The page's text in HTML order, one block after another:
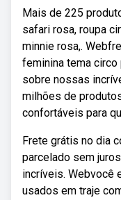
Mais de 225
safari rosa, roupa
minnie rosa,.
feminina tema
sobre nossas
milhões de
confortáveis para
Frete grátis no dia
parcelado sem
incríveis. Webvocê
usados em traje